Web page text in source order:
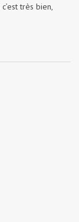
très bien,